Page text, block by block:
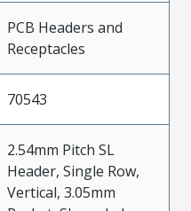
PCB Headers and
Receptacles
70543
2.54mm Pitch SL
Header, Single Row,
Vertical, 3.05mm